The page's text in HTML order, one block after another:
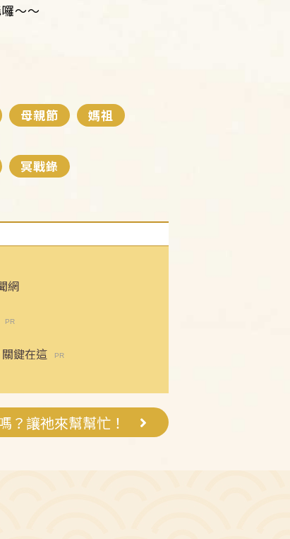
～～
母親節 媽祖
冥戰錄
網
鍵在這
？讓祂來幫幫忙！